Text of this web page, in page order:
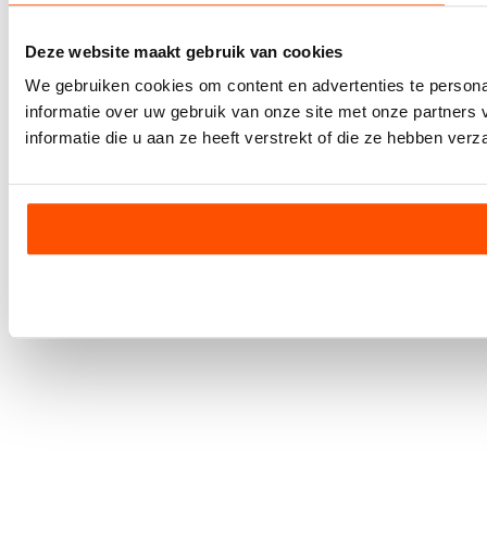
Deze website maakt gebruik van cookies
We gebruiken cookies om content en advertenties te
informatie over uw gebruik van onze site met onze
informatie die u aan ze heeft verstrekt of die ze hebben